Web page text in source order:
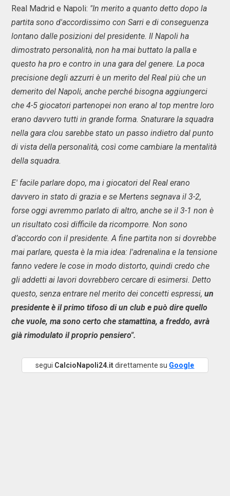
Real Madrid e Napoli: "In merito a quanto detto dopo la
partita sono d'accordissimo con Sarri e di conseguenza
lontano dalle posizioni del presidente. Il Napoli ha
dimostrato personalità, non ha mai buttato la palla e
questo ha pro e contro in una gara del genere. La poca
precisione degli azzurri è un merito del Real più che un
demerito del Napoli, anche perché bisogna aggiungerci
che 4-5 giocatori partenopei non erano al top mentre loro
erano davvero tutti in grande forma. Snaturare la squadra
nella gara clou sarebbe stato un passo indietro dal punto
di vista della personalità, così come cambiare la mentalità
della squadra.
E' facile parlare dopo, ma i giocatori del Real erano
davvero in stato di grazia e se Mertens segnava il 3-2,
forse oggi avremmo parlato di altro, anche se il 3-1 non è
un risultato così difficile da ricomporre. Non sono
d’accordo con il presidente. A fine partita non si dovrebbe
mai parlare, questa è la mia idea: l'adrenalina e la tensione
fanno vedere le cose in modo distorto, quindi credo che
gli addetti ai lavori dovrebbero cercare di esimersi. Detto
questo, senza entrare nel merito dei concetti espressi, un
presidente è il primo tifoso di un club e può dire quello
che vuole, ma sono certo che stamattina, a freddo, avrà
già rimodulato il proprio pensiero".
segui CalcioNapoli24.itdirettamente su Google